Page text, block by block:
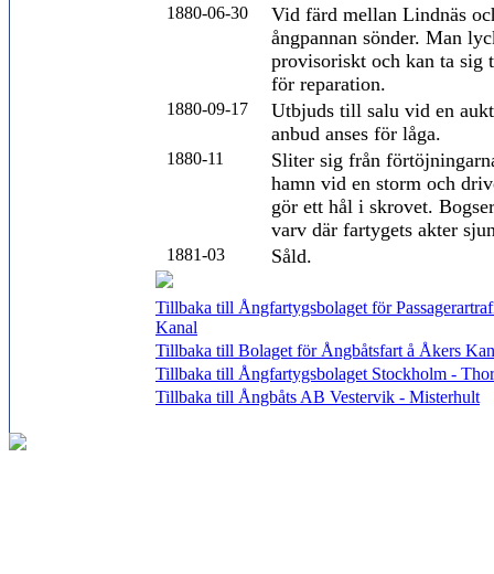
1880-06-30
Vid färd mellan Lindnäs
ångpannan sönder. Man
provisoriskt och kan ta sig
för reparation.
1880-09-17
Utbjuds till salu vid en
anbud anses för låga.
1880-11
Sliter sig från
hamn vid en storm och
gör ett hål i skrovet.
varv där fartygets akter
1881-03 Såld.
Tillbaka till Ångfartygsbolaget för
Kanal
Tillbaka till Bolaget för Ångbåtsfart å Åkers
Tillbaka till Ångfartygsbolaget Stockholm -
Tillbaka till Ångbåts AB Vestervik - Misterhult